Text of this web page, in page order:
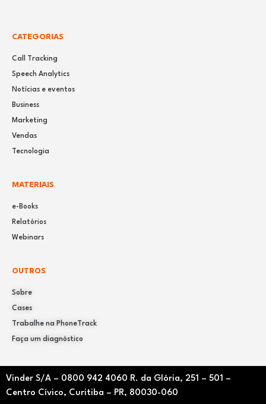
CATEGORIAS
Call Tracking
Speech Analytics
Notícias e eventos
Business
Marketing
Vendas
Tecnologia
MATERIAIS
e-Books
Relatórios
Webinars
OUTROS
Sobre
Cases
Trabalhe na PhoneTrack
Faça um diagnóstico
Vinder S/A – 0800 942 4060 R. da Glória, 251 – 501 –
Centro Cívico, Curitiba – PR, 80030-060